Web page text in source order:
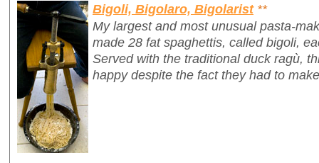
Bigoli, Bigolaro, Bigolarist **
My largest and most unusual pasta-
made 28 fat spaghettis, calledbigoli,
Served with the traditional duck ragù,
happy despite the fact they had to